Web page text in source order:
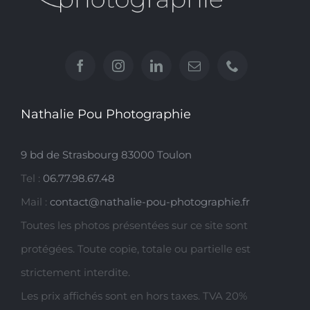
Nathalie Pou Photographie
9 bd de Strasbourg 83000 Toulon
Tel : 06.77.98.67.48
Mail : contact@nathalie-pou-photographie.fr
Toutes les photos présentées sur ce site sont
protégées. Toute copie, totale ou partielle est
strictement interdite.
Les prix affichés sont en hors taxes. TVA 20%